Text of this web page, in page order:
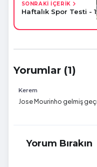
SONRAKİ İÇERİK
Haftalık Spor Testi - 1
Yorumlar (1)
Kerem
Jose Mourinho gelmiş
Yorum Bırakın